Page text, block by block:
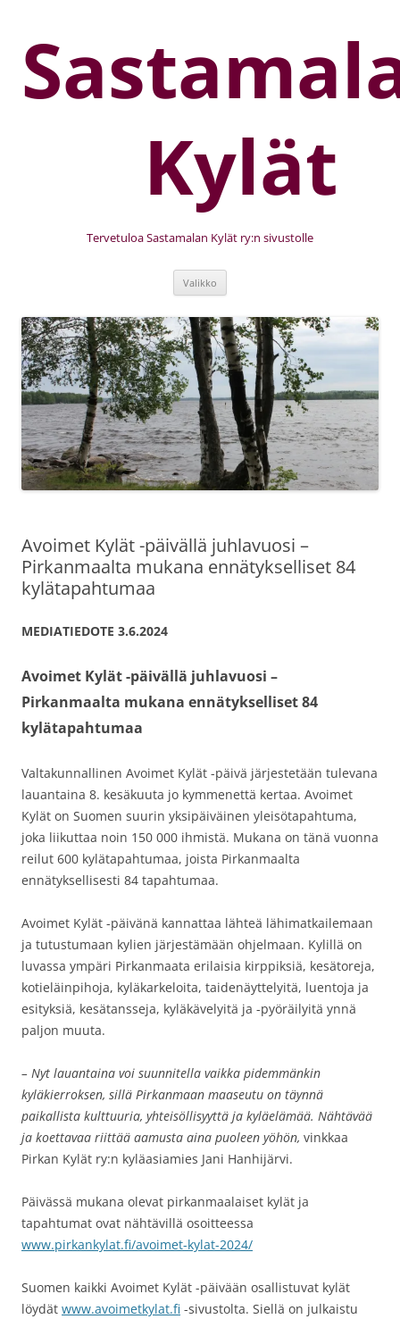
Kylät
Tervetuloa Sastamalan Kylät ry:n sivustolle
Valikko
Avoimet Kylät -päivällä juhlavuosi –
Pirkanmaalta mukana ennätykselliset 84
kylätapahtumaa
MEDIATIEDOTE 3.6.2024
Avoimet Kylät -päivällä juhlavuosi –
Pirkanmaalta mukana ennätykselliset 84
kylätapahtumaa
Valtakunnallinen Avoimet Kylät -päivä järjestetään tulevana
lauantaina 8. kesäkuuta jo kymmenettä kertaa. Avoimet
Kylät on Suomen suurin yksipäiväinen yleisötapahtuma,
joka liikuttaa noin 150 000 ihmistä. Mukana on tänä vuonna
reilut 600 kylätapahtumaa, joista Pirkanmaalta
ennätyksellisesti 84 tapahtumaa.
Avoimet Kylät -päivänä kannattaa lähteä lähimatkailemaan
ja tutustumaan kylien järjestämään ohjelmaan. Kylillä on
luvassa ympäri Pirkanmaata erilaisia kirppiksiä, kesätoreja,
kotieläinpihoja, kyläkarkeloita, taidenäyttelyitä, luentoja ja
esityksiä, kesätansseja, kyläkävelyitä ja -pyöräilyitä ynnä
paljon muuta.
– Nyt lauantaina voi suunnitella vaikka pidemmänkin
kyläkierroksen, sillä Pirkanmaan maaseutu on täynnä
paikallista kulttuuria, yhteisöllisyyttä ja kyläelämää. Nähtävää
ja koettavaa riittää aamusta aina puoleen yöhön, vinkkaa
Pirkan Kylät ry:n kyläasiamies Jani Hanhijärvi.
Päivässä mukana olevat pirkanmaalaiset kylät ja
tapahtumat ovat nähtävillä osoitteessa
www.pirkankylat.fi/avoimet-kylat-2024/
Suomen kaikki Avoimet Kylät -päivään osallistuvat kylät
löydät www.avoimetkylat.fi -sivustolta. Siellä on julkaistu